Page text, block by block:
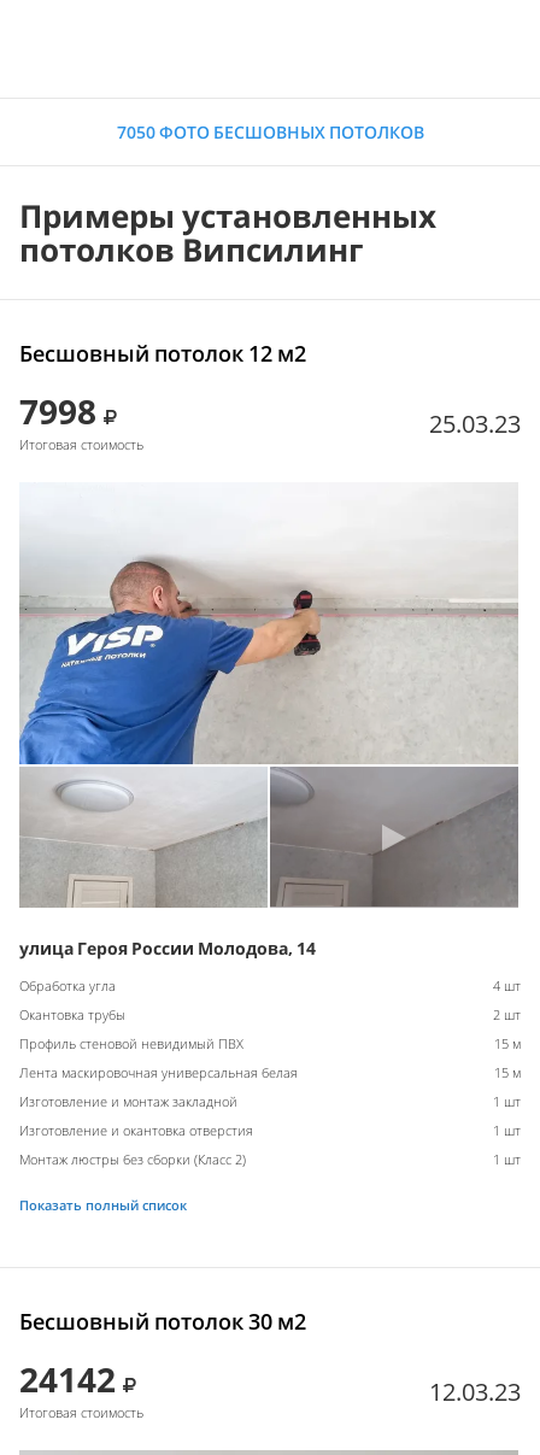
7050 ФОТО БЕСШОВНЫХ ПОТОЛКОВ
Примеры установленных
потолков Випсилинг
Бесшовный потолок 12 м2
7998
Итоговая стоимость
25.03.23
улица Героя России Молодова, 14
Обработка угла
4 шт
Окантовка трубы
2 шт
Профиль стеновой невидимый ПВХ
15 м
Лента маскировочная универсальная белая
15 м
Изготовление и монтаж закладной
1 шт
Изготовление и окантовка отверстия
1 шт
Монтаж люстры без сборки (Класс 2)
1 шт
Показать полный список
Бесшовный потолок 30 м2
24142
Итоговая стоимость
12.03.23